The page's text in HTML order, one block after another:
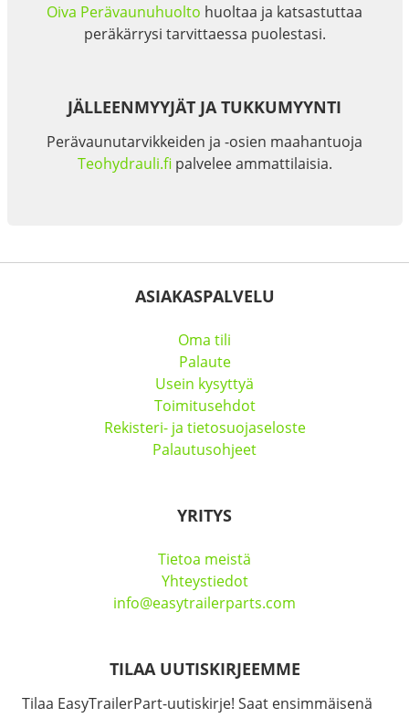
Oiva Perävaunuhuolto huoltaa ja katsastuttaa
peräkärrysi tarvittaessa puolestasi.
JÄLLEENMYYJÄT JA TUKKUMYYNTI
Perävaunutarvikkeiden ja -osien maahantuoja
Teohydrauli.fi palvelee ammattilaisia.
ASIAKASPALVELU
Oma tili
Palaute
Usein kysyttyä
Toimitusehdot
Rekisteri- ja tietosuojaseloste
Palautusohjeet
YRITYS
Tietoa meistä
Yhteystiedot
info@easytrailerparts.com
TILAA UUTISKIRJEEMME
Tilaa EasyTrailerPart-uutiskirje! Saat ensimmäisenä